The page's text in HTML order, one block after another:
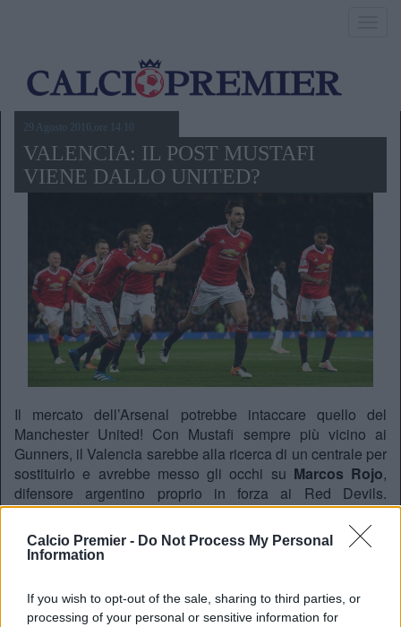
Calcio Premier - Do Not Process My Personal
Information
If you wish to opt-out of the sale, sharing to third parties, or
processing of your personal or sensitive information for
29 Agosto 2016,ore 14.10
VALENCIA: IL POST MUSTAFI
VIENE DALLO UNITED?
Il mercato dell’Arsenal potrebbe intaccare quello del
Manchester United! Con Mustafi sempre più vicino ai
Gunners, il Valencia sarebbe alla ricerca di un centrale per
sostituirlo e avrebbe messo gli occhi su Marcos Rojo,
difensore argentino proprio in forza ai Red Devils.
SecondoSuperdeporte, gli spagnoli acquisirebbero il
giocatore inprestito con un opzione per l’acquisto a
titolo definitivo.
REDAZIONE